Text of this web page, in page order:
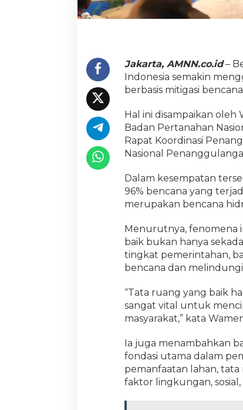
c
H
r
u
D
e
r
p
k
n
e
c
a
a
y
a
t
Jakarta, AMNN.co.id–
Indonesia semakin
berbasis mitigasi
Hal ini disampaikan oleh
Badan Pertanahan
Rapat Koordinasi
Nasional
Dalam kesempatan
96% bencana yang
merupakan bencana
Menurutnya, fenomena
baik bukan hanya
tingkat pemerintahan,
bencana dan melindungi
“Tata ruang yang baik
sangat vital untuk
masyarakat,” kata
Ia juga menambahkan
fondasi utama dalam
pemanfaatan lahan,
faktor lingkungan,